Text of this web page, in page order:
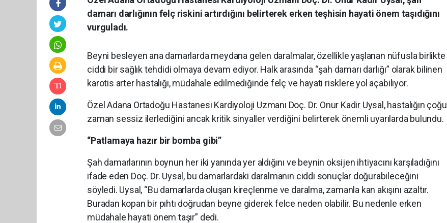
damarı darlığının felç riskini artırdığını belirterek erken teşhisin hayati önem taşıdığını
vurguladı.
Beyni besleyen ana damarlarda meydana gelen daralmalar, özellikle yaşlanan nüfusla birlikte
ciddi bir sağlık tehdidi olmaya devam ediyor. Halk arasında “şah damarı darlığı” olarak bilinen
karotis arter hastalığı, müdahale edilmediğinde felç ve hayati risklere yol açabiliyor.
Özel Adana Ortadoğu Hastanesi Kardiyoloji Uzmanı Doç. Dr. Onur Kadir Uysal, hastalığın çoğu
zaman sessiz ilerlediğini ancak kritik sinyaller verdiğini belirterek önemli uyarılarda bulundu.
“Patlamaya hazır bir bomba gibi”
Şah damarlarının boynun her iki yanında yer aldığını ve beynin oksijen ihtiyacını karşıladığını
ifade eden Doç. Dr. Uysal, bu damarlardaki daralmanın ciddi sonuçlar doğurabileceğini
söyledi. Uysal, “Bu damarlarda oluşan kireçlenme ve daralma, zamanla kan akışını azaltır.
Buradan kopan bir pıhtı doğrudan beyne giderek felce neden olabilir. Bu nedenle erken
müdahale hayati önem taşır” dedi.